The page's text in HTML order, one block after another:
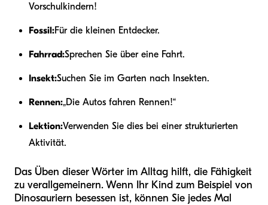
Vorschulkindern!
Fossil:Für die kleinen Entdecker.
Fahrrad:Sprechen Sie über eine Fahrt.
Insekt:Suchen Sie im Garten nach Insekten.
Rennen:„Die Autos fahren Rennen!“
Lektion:Verwenden Sie dies bei einer strukturierten
Aktivität.
Das Üben dieser Wörter im Alltag hilft, die Fähigkeit
zu verallgemeinern. Wenn Ihr Kind zum Beispiel von
Dinosauriern besessen ist, können Sie jedes Mal